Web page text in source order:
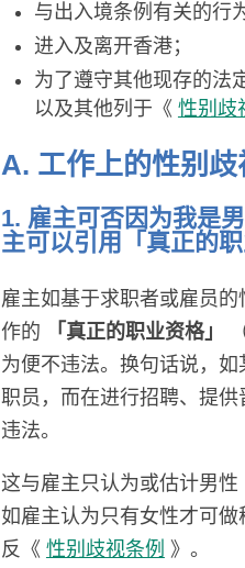
与出入境条例有关的行
进入及离开香港；
为了遵守其他现存的法
以及其他列于《 性别歧
A. 工作上的性别歧
1. 雇主可否因为我是
主可以引用「真正的
雇主如基于求职者或雇员
作的
「真正的职业资格」
为便不违法。换句话说，
职员，而在进行招聘、提
违法。
这与雇主只认为或估计男性
如雇主认为只有女性才可
反《 性别歧视条例 》。